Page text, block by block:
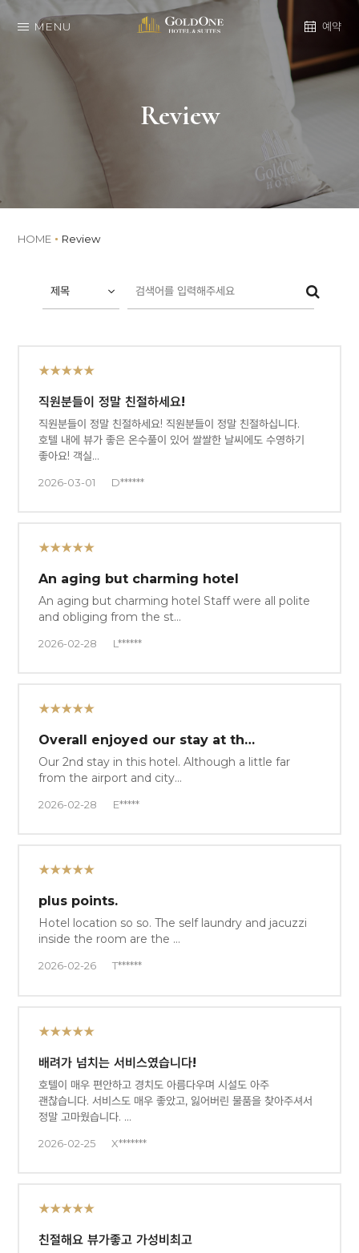
MENU 예약
Review
HOME Review
★★★★★
직원분들이 정말 친절하세요!
직원분들이 정말 친절하세요! 직원분들이 정말 친절하십니다.
호텔 내에 뷰가 좋은 온수풀이 있어 쌀쌀한 날씨에도 수영하기
좋아요! 객실…
2026-03-01 D******
★★★★★
An aging but charming hotel
An aging but charming hotel Staff were all polite
and obliging from the st…
2026-02-28 L******
★★★★★
Overall enjoyed our stay at th…
Our 2nd stay in this hotel. Although a little far
from the airport and city…
2026-02-28 E*****
★★★★★
plus points.
Hotel location so so. The self laundry and jacuzzi
inside the room are the …
2026-02-26 T******
★★★★★
배려가 넘치는 서비스였습니다!
호텔이 매우 편안하고 경치도 아름다우며 시설도 아주
괜찮습니다. 서비스도 매우 좋았고, 잃어버린 물품을 찾아주셔서
정말 고마웠습니다. …
2026-02-25 X*******
★★★★★
친절해요 뷰가좋고 가성비최고